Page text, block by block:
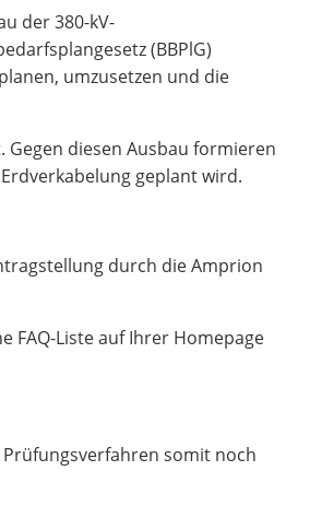
der 380-kV-
(BBPlG)
umzusetzen und die
diesen Ausbau formieren
geplant wird.
durch die Amprion
FAQ-Liste auf Ihrer Homepage
somit noch